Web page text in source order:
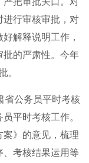
进行审核审批，对
解释说明工作，
批的严肃性。今年
。
省公务员平时考核
平时考核工作。
》的意见，梳理
、考核结果运用等